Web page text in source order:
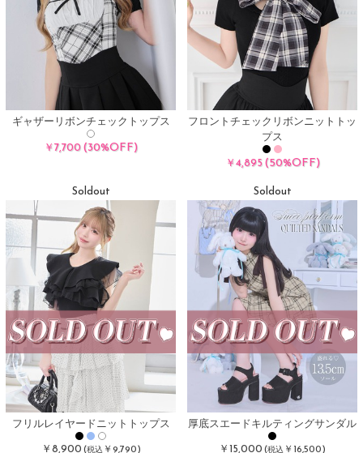
ギャザーリボンチェックトップス
￥7,700(30%OFF)
フロントチェックリボンニットトッ
プス
￥4,895(50%OFF)
Soldout
フリルレイヤードニットトップス
￥8,900(税込￥9,790)
Soldout
厚底スエードキルティングサンダル
￥15,000(税込 ￥16,500)